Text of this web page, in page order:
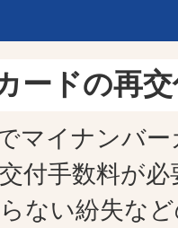
ードの再
マイナンバ
付手数料が
ない紛失な